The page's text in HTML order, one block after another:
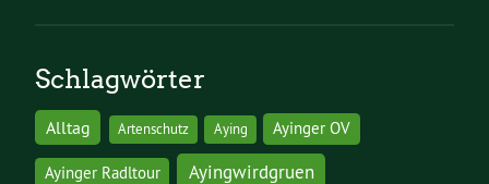
Schlagwörter
Alltag Artenschutz Aying Ayinger OV
Ayinger Radltour Ayingwirdgruen